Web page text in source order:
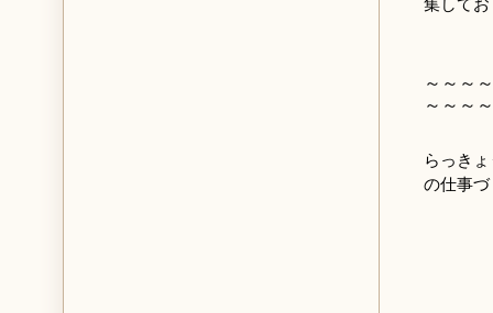
～～～
～～～
らっき
の仕事